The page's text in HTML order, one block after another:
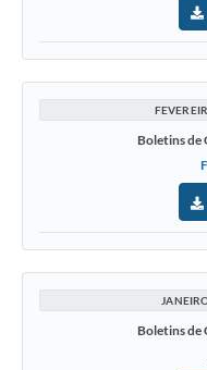
Boletins de
Boletins de